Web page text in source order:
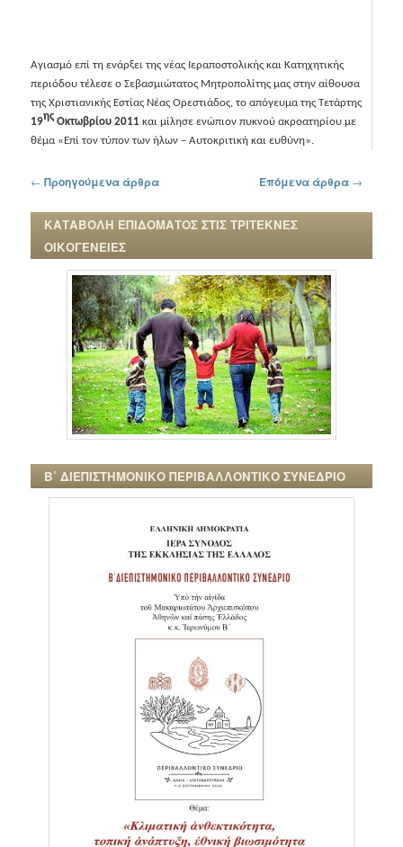
Αγιασμό επί τη ενάρξει της νέας Ιεραποστολικής και Κατηχητικής
περιόδου τέλεσε ο Σεβασμιώτατος Μητροπολίτης μας στην αίθουσα
της Χριστιανικής Εστίας Νέας Ορεστιάδος, το απόγευμα της Τετάρτης
19ης Οκτωβρίου 2011 και μίλησε ενώπιον πυκνού ακροατηρίου με
θέμα «Επί τον τύπον των ήλων – Αυτοκριτική και ευθύνη».
Πλοήγηση στα άρθρα
← Προηγούμενα άρθρα Επόμενα άρθρα →
ΚΑΤΑΒΟΛΗ ΕΠΙΔΟΜΑΤΟΣ ΣΤΙΣ ΤΡΙΤΕΚΝΕΣ
ΟΙΚΟΓΕΝΕΙΕΣ
Β΄ ΔΙΕΠΙΣΤΗΜΟΝΙΚΟ ΠΕΡΙΒΑΛΛΟΝΤΙΚΟ ΣΥΝΕΔΡΙΟ